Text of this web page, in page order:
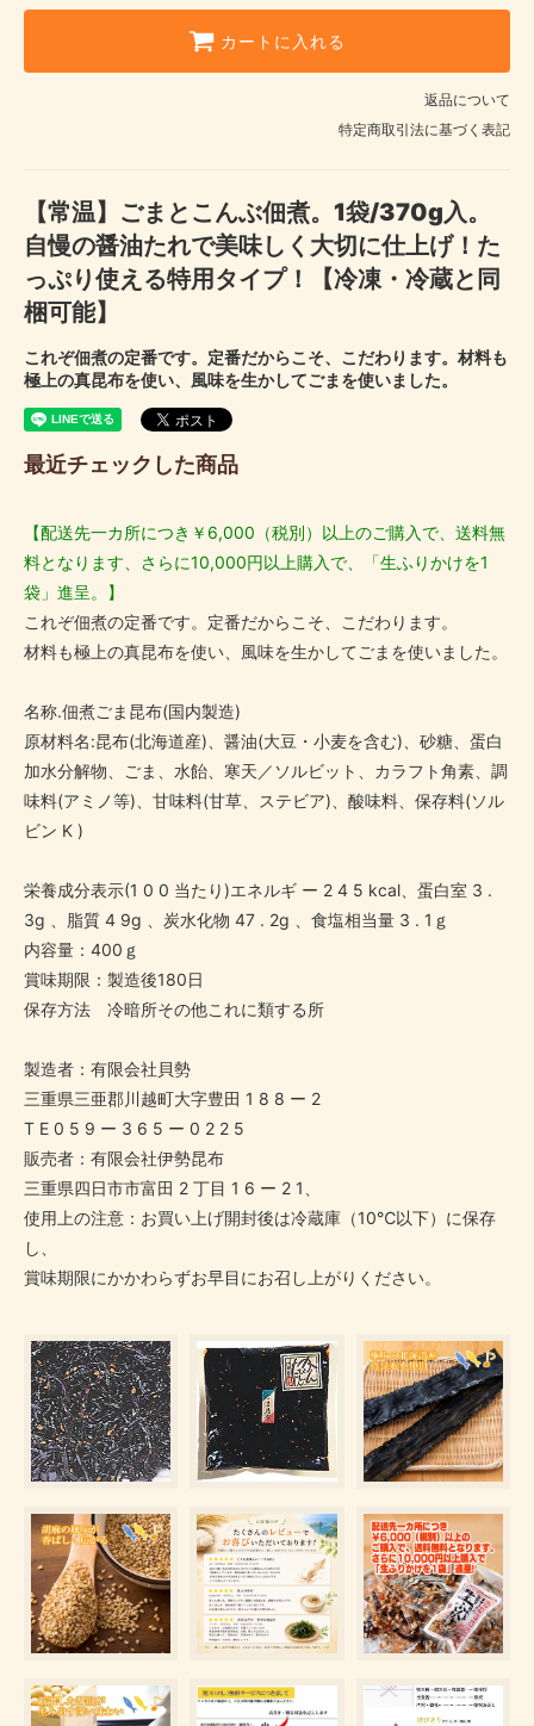
カートに入れる
返品について
特定商取引法に基づく表記
【常温】ごまとこんぶ佃煮。1袋/370g入。
自慢の醤油たれで美味しく大切に仕上げ！た
っぷり使える特用タイプ！【冷凍・冷蔵と同
梱可能】
これぞ佃煮の定番です。定番だからこそ、こだわります。材料も
極上の真昆布を使い、風味を生かしてごまを使いました。
最近チェックした商品
【配送先一カ所につき￥6,000（税別）以上のご購入で、送料無
料となります、さらに10,000円以上購入で、「生ふりかけを1
袋」進呈。】
これぞ佃煮の定番です。定番だからこそ、こだわります。
材料も極上の真昆布を使い、風味を生かしてごまを使いました。
名称.佃煮ごま昆布(国内製造)
原材料名:昆布(北海道産)、醤油(大豆・小麦を含む)、砂糖、蛋白
加水分解物、ごま、水飴、寒天／ソルビット、カラフト角素、調
味料(アミノ等)、甘味料(甘草、ステビア)、酸味料、保存料(ソル
ビン K )
栄養成分表示(1 0 0 当たり)エネルギ ー 2 4 5 kcal、蛋白室 3 .
3g 、脂質 4 9g 、炭水化物 47 . 2g 、食塩相当量 3 . 1ｇ
内容量：400ｇ
賞味期限：製造後180日
保存方法 冷暗所その他これに類する所
製造者：有限会社貝勢
三重県三亜郡川越町大字豊田 1 8 8 ー 2
T E 0 5 9 ー 3 6 5 ー 0 2 2 5
販売者：有限会社伊勢昆布
三重県四日市市富田 2 丁目 1 6 ー 2 1、
使用上の注意：お買い上げ開封後は冷蔵庫（10℃以下）に保存
し、
賞味期限にかかわらずお早目にお召し上がりください。